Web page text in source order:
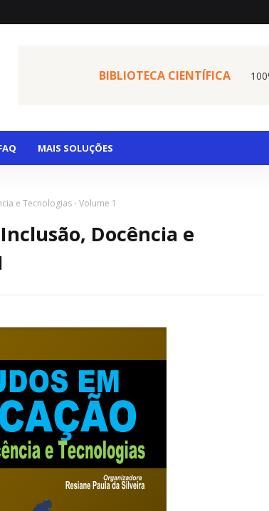
BIBLIOTECA CIENTÍFICA
MAIS SOLUÇÕES
e Tecnologias - Volume 1
Docência e